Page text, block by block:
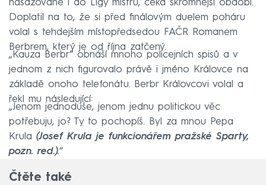
nasazované i do Ligy mistrů, čeká skromnější období.
Doplatil na to, že si před finálovým duelem poháru
volal s tehdejším místopředsedou FAČR Romanem
Berbrem, který je od října zatčený.
„Kauza Berbr“ obnáší mnoho policejních spisů a v
jednom z nich figurovalo právě i jméno Královce na
základě onoho telefonátu. Berbr Královcovi volal a
řekl mu následující:
„Jenom jednoduše, jenom jednu politickou věc
potřebuju, jo? Ty to pochopíš. Byl za mnou Pepa
Krula (Josef Krula je funkcionářem pražské Sparty,
pozn. red.).“
Čtěte také